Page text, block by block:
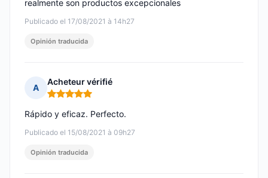
Publicado el 17/08/2021 à 14h27
realmente son productos excepcionales
Opinión traducida
A
Acheteur vérifié
Nota: 5 de 5
Publicado el 15/08/2021 à 09h27
Rápido y eficaz. Perfecto.
Opinión traducida